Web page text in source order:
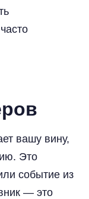
вашу вину,
Это
событие из
— это